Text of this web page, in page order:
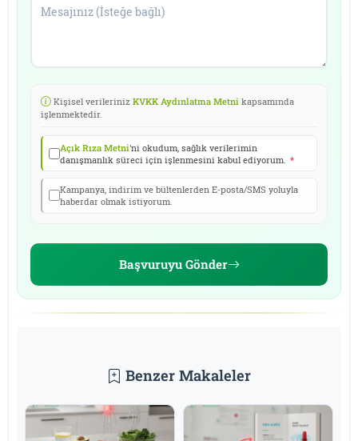
Mesajınız (İsteğe bağlı)
Kişisel verileriniz KVKK Aydınlatma Metnikapsamında
işlenmektedir.
Açık Rıza Metni'ni okudum, sağlık verilerimin
danışmanlık süreci için işlenmesini kabul ediyorum. *
Kampanya, indirim ve bültenlerden E-posta/SMS yoluyla
haberdar olmak istiyorum.
Başvuruyu Gönder
Benzer Makaleler